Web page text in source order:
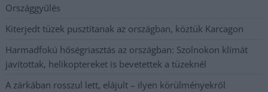
Országgyűlés
Kiterjedt tüzek pusztítanak az országban, köztük Karcagon
Harmadfokú hőségriasztás az országban: Szolnokon klímát
javítottak, helikoptereket is bevetettek a tüzeknél
A zárkában rosszul lett, elájult – ilyen körülményekről